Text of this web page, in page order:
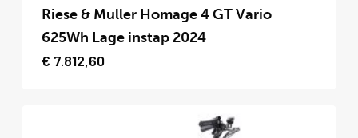
product
heeft
meerdere
Riese & Muller Homage 4 GT Vario
625Wh Lage instap 2024
€ 7.812,60